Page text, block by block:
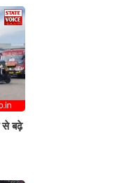
से बढ़े